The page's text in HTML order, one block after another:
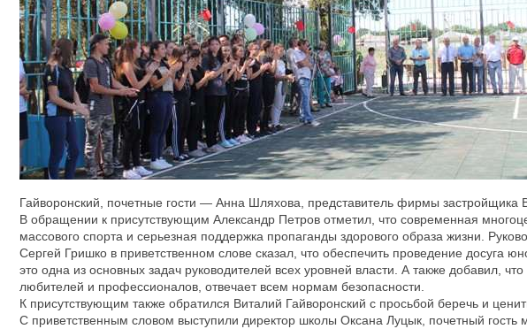
Гайворонский, почетные гости — Анна Шляхова, представитель фирмы застройщика
В обращении к присутствующим Александр Петров отметил, что современная
массового спорта и серьезная поддержка пропаганды здорового образа жизни.
Сергей Гришко в приветственном слове сказал, что обеспечить проведение досуга
это одна из основных задач руководителей всех уровней власти. А также добавил,
любителей и профессионалов, отвечает всем нормам безопасности.
К присутствующим также обратился Виталий Гайворонский с просьбой беречь и
С приветственным словом выступили директор школы Оксана Луцык, почетный